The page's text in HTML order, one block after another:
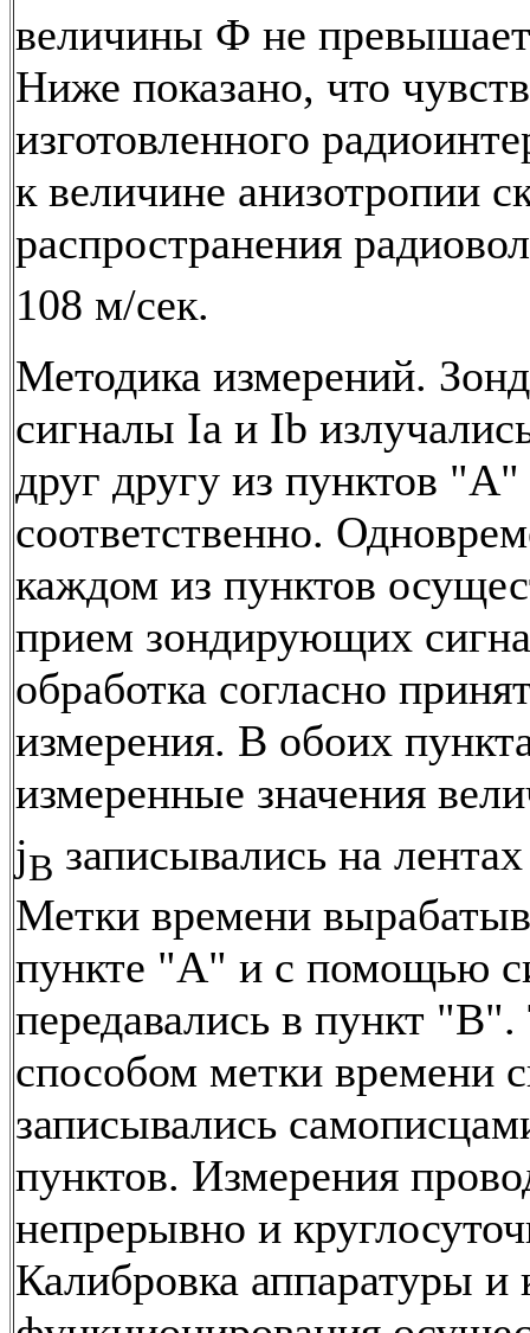
величины Ф не
Ниже показано, что
изготовленного
к величине анизотропии
распространения
108 м/сек.
Методика измерений.
сигналы Ia и Ib
друг другу из пунктов
соответственно.
каждом из пунктов
прием зондирующих
обработка согласно
измерения. В обоих
измеренные значения
jB записывались на
Метки времени
пункте "А" и с помощью
передавались в пункт
способом метки времени
записывались
пунктов. Измерения
непрерывно и
Калибровка аппаратуры и